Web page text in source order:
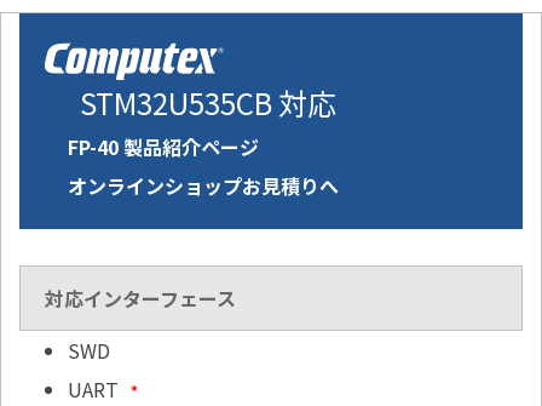
STM32U535CB 対応
FP-40 製品紹介ページ
オンラインショップお見積りへ
対応インターフェース
SWD
UART
*